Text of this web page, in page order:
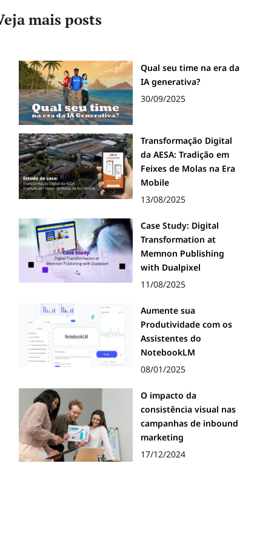
mais posts
Qual seu time na era da
IA generativa?
30/09/2025
Transformação Digital
da AESA: Tradição em
Feixes de Molas na Era
Mobile
13/08/2025
Case Study: Digital
Transformation at
Memnon Publishing
with Dualpixel
11/08/2025
Aumente sua
Produtividade com os
Assistentes do
NotebookLM
08/01/2025
O impacto da
consistência visual nas
campanhas de inbound
marketing
17/12/2024